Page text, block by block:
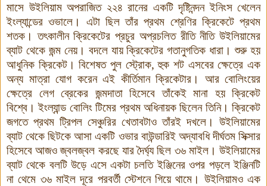
মাসে উইলিয়াম অপরাজিত ২২৪ রানের একটি দৃষ্টিনন্দন ইনিংস খেলেন
ইংল্যান্ডের ওভালে। এটা ছিল তাঁর প্রথম শ্রেণির ক্রিকেটে প্রথম
শতক। তৎকালীন ক্রিকেটের প্রচুর অপ্রচলিত রীতি নীতি উইলিয়ামের
ব্যাট থেকে জন্ম নেয়। বদলে যায় ক্রিকেটের গতানুগতিক ধারা। শুরু হয়
আধুনিক ক্রিকেট। বিশেষত পুল স্ট্রোক, হুক শট এসবের ক্ষেত্রে এক
অন্য মাত্রা যোগ করেন এই কীর্তিমান ক্রিকেটার। আর বোলিংয়ের
ক্ষেত্রে লেগ ব্রেকের জন্মদাতা হিসেবে তাঁকেই মানা হয় ক্রিকেট
বিশ্বে। ইংল্যান্ড বোলিং টিমের প্রথম অধিনায়ক ছিলেন তিনি। ক্রিকেট
জগতে প্রথম ট্রিপল সেঞ্চুরির খেতাবটাও তাঁরই দখলে। উইলিয়ামের
ব্যাট থেকে ছিটকে আসা একটি ওভার বাউন্ডারিই অদ্যাবধি দীর্ঘতম সিক্সার
হিসেবে আজও জ্বলজ্বল করছে যার দৈর্ঘ্য ছিল ৩৬ মাইল। উইলিয়ামের
ব্যাট থেকে বলটি উড়ে এসে একটা চলতি ইঞ্জিনের ওপর পড়লে ইঞ্জিনটি
না থেমে ৩৬ মাইল দূরে পরবর্তী স্টেশনে গিয়ে থামে। উইলিয়ামও এক